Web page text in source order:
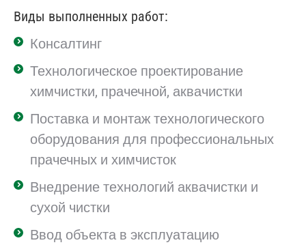
Виды выполненных работ:
Консалтинг
Технологическое проектирование
химчистки, прачечной, аквачистки
Поставка и монтаж технологического
оборудования для профессиональных
прачечных и химчисток
Внедрение технологий аквачистки и
сухой чистки
Ввод объекта в эксплуатацию